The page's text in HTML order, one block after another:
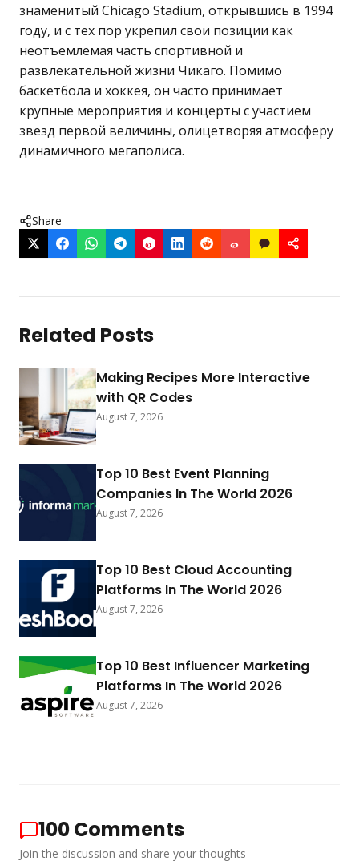
знаменитый Chicago Stadium, открывшись в 1994
году, и с тех пор укрепил свои позиции как
неотъемлемая часть спортивной и
развлекательной жизни Чикаго. Помимо
баскетбола и хоккея, он часто принимает
крупные мероприятия и концерты с участием
звезд первой величины, олицетворяя атмосферу
динамичного мегаполиса.
Share
Related Posts
Making Recipes More Interactive
with QR Codes
August 7, 2026
Top 10 Best Event Planning
Companies In The World 2026
August 7, 2026
Top 10 Best Cloud Accounting
Platforms In The World 2026
August 7, 2026
Top 10 Best Influencer Marketing
Platforms In The World 2026
August 7, 2026
100Comments
Join the discussion and share your thoughts